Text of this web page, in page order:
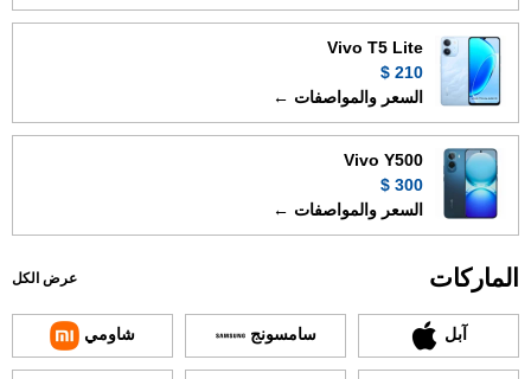
Vivo T5 Lite
210 $
السعر والمواصفات ←
Vivo Y500
300 $
السعر والمواصفات ←
الماركات عرض الكل
آبل سامسونج شاومي